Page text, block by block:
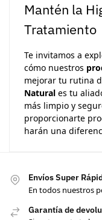
Mantén la
Tratamiento
Te invitamos a
cómo nuestros
mejorar tu rutina
Natural es tu
más limpio y
proporcionarte
harán una
Envíos Super
En todos nuestros
Garantía de